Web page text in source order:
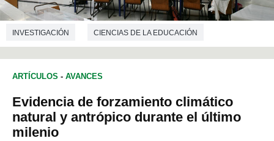
INVESTIGACIÓN CIENCIAS DE LA EDUCACIÓN
ARTÍCULOS - AVANCES
Evidencia de forzamiento climático
natural y antrópico durante el último
milenio